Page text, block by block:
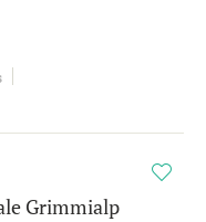
i
Grimmialp